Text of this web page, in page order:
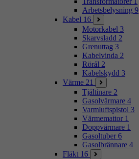
Arbetsbelysning 9
Kabel 16
Motorkabel 3
Skarvsladd 2
Grenuttag 3
Kabelvinda 2
Rörål 2
Kabelskydd 3
Värme 21
Tjältinare 2
Gasolvärmare 4
Varmluftspistol 3
Värmemattor 1
Doppvärmare 1
Gasoltuber 6
Gasolbrännare 4
Fläkt 16